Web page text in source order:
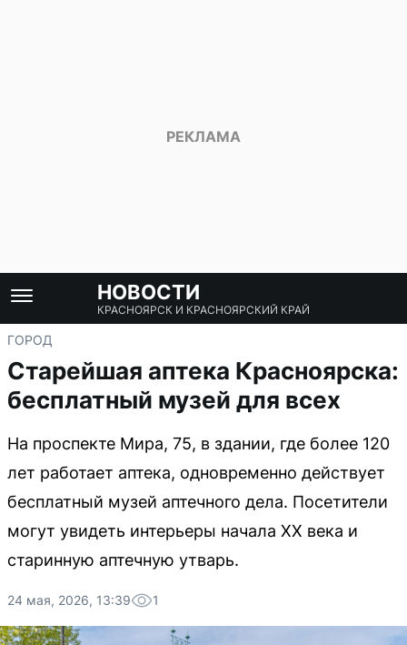
НОВОСТИ
КРАСНОЯРСК И КРАСНОЯРСКИЙ КРАЙ
ГОРОД
Старейшая аптека Красноярска:
бесплатный музей для всех
На проспекте Мира, 75, в здании, где более 120
лет работает аптека, одновременно действует
бесплатный музей аптечного дела. Посетители
могут увидеть интерьеры начала XX века и
старинную аптечную утварь.
24 мая, 2026, 13:39 1